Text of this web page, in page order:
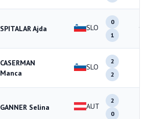
SPITALAR Ajda SLO
0
1
1
CASERMAN
Manca
SLO
2
2
GANNER Selina AUT
2
0